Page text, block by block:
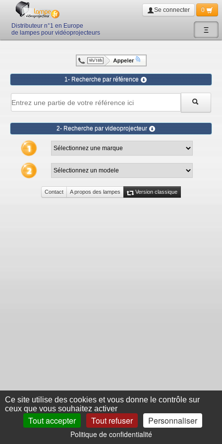
Ξ
Distributeur n°1 en Europe
de lampes pour vidéoprojecteurs
Se connecter 0
1- Recherche par référence
2- Recherche par videoprojecteur
Contact A propos des lampes Version classique
Ce site utilise des cookies et vous donne le contrôle sur
ceux que vous souhaitez activer
Tout accepter Tout refuser Personnaliser
Politique de confidentialité